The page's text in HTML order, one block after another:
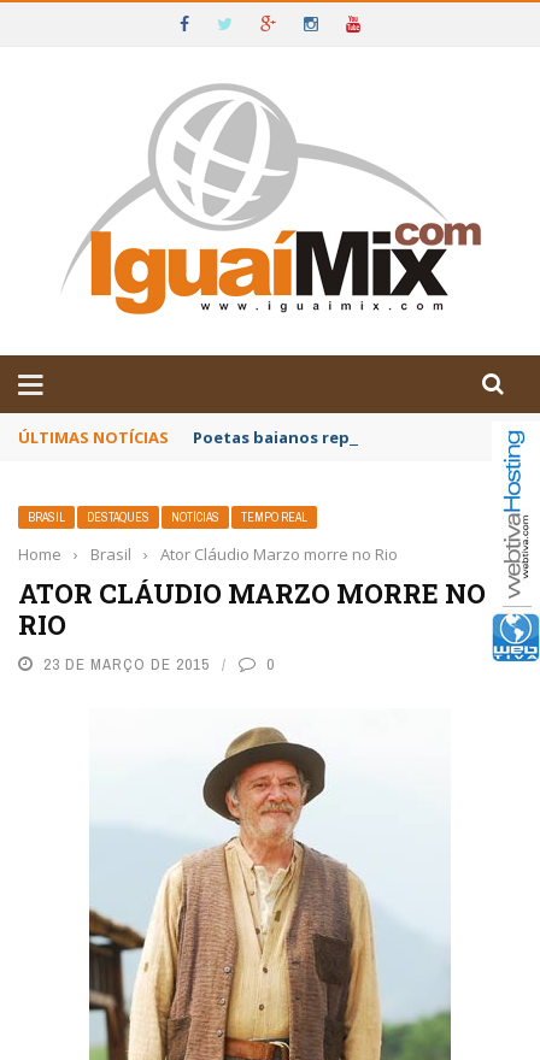
IGUAÍ E SUDOESTE DA BAHIA
ÚLTIMAS NOTÍCIAS Poetas baianos representam o Brasil no
BRASIL DESTAQUES NOTÍCIAS TEMPO REAL
Home › Brasil › Ator Cláudio Marzo morre no Rio
ATOR CLÁUDIO MARZO MORRE NO
RIO
23 DE MARÇO DE 2015 0